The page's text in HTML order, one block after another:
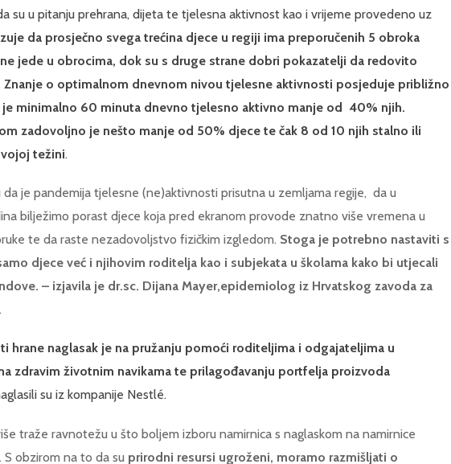
su u pitanju prehrana, dijeta te tjelesna aktivnost kao i vrijeme provedeno uz
da prosječno svega trećina djece u regiji ima preporučenih 5 obroka
jede u obrocima, dok su s druge strane dobri pokazatelji da redovito
Znanje o optimalnom dnevnom nivou tjelesne aktivnosti posjeduje približno
minimalno 60 minuta dnevno tjelesno aktivno manje od 40% njih.
zadovoljno je nešto manje od 50% djece te čak 8 od 10 njih stalno ili
težini.
da je pandemija tjelesne (ne)aktivnosti prisutna u zemljama regije, da u
bilježimo porast djece koja pred ekranom provode znatno više vremena u
te da raste nezadovoljstvo fizičkim izgledom. Stoga je potrebno nastaviti s
djece već i njihovim roditelja kao i subjekata u školama kako bi utjecali
– izjavila je dr.sc. Dijana Mayer,epidemiolog iz Hrvatskog zavoda za
.
hrane naglasak je na pružanju pomoći roditeljima i odgajateljima u
zdravim životnim navikama te prilagođavanju portfelja proizvoda
su iz kompanije Nestlé.
traže ravnotežu u što boljem izboru namirnica s naglaskom na namirnice
obzirom na to da su prirodni resursi ugroženi, moramo razmišljati o